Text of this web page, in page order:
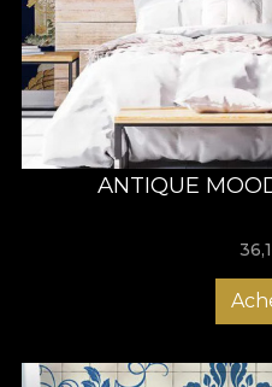
ANTIQUE